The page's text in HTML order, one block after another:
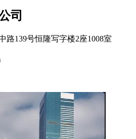
司
路139号恒隆写字楼2座1008室